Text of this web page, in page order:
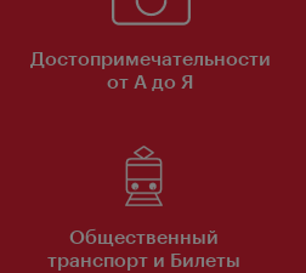
Достопримечательности
от А до Я
Общественный
транспорт и Билеты